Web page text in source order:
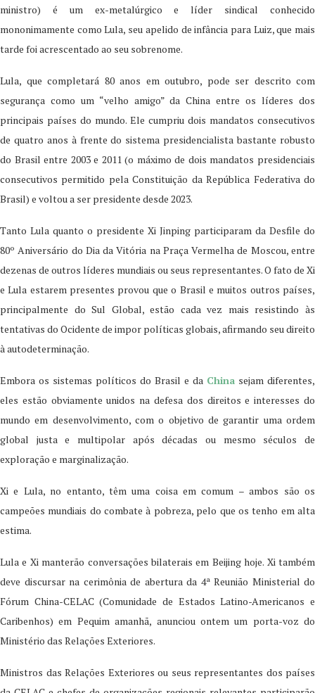
ministro) é um ex-metalúrgico e líder sindical conhecido
mononimamente como Lula, seu apelido de infância para Luiz, que mais
tarde foi acrescentado ao seu sobrenome.
Lula, que completará 80 anos em outubro, pode ser descrito com
segurança como um “velho amigo” da China entre os líderes dos
principais países do mundo. Ele cumpriu dois mandatos consecutivos
de quatro anos à frente do sistema presidencialista bastante robusto
do Brasil entre 2003 e 2011 (o máximo de dois mandatos presidenciais
consecutivos permitido pela Constituição da República Federativa do
Brasil) e voltou a ser presidente desde 2023.
Tanto Lula quanto o presidente Xi Jinping participaram da Desfile do
80º Aniversário do Dia da Vitória na Praça Vermelha de Moscou, entre
dezenas de outros líderes mundiais ou seus representantes. O fato de Xi
e Lula estarem presentes provou que o Brasil e muitos outros países,
principalmente do Sul Global, estão cada vez mais resistindo às
tentativas do Ocidente de impor políticas globais, afirmando seu direito
à autodeterminação.
Embora os sistemas políticos do Brasil e da China sejam diferentes,
eles estão obviamente unidos na defesa dos direitos e interesses do
mundo em desenvolvimento, com o objetivo de garantir uma ordem
global justa e multipolar após décadas ou mesmo séculos de
exploração e marginalização.
Xi e Lula, no entanto, têm uma coisa em comum – ambos são os
campeões mundiais do combate à pobreza, pelo que os tenho em alta
estima.
Lula e Xi manterão conversações bilaterais em Beijing hoje. Xi também
deve discursar na cerimônia de abertura da 4ª Reunião Ministerial do
Fórum China-CELAC (Comunidade de Estados Latino-Americanos e
Caribenhos) em Pequim amanhã, anunciou ontem um porta-voz do
Ministério das Relações Exteriores.
Ministros das Relações Exteriores ou seus representantes dos países